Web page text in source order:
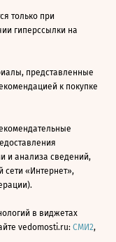
только при
гиперссылки на
представленные
к покупке
и анализа сведений,
сети «Интернет»,
в виджетах
vedomosti.ru: СМИ2,